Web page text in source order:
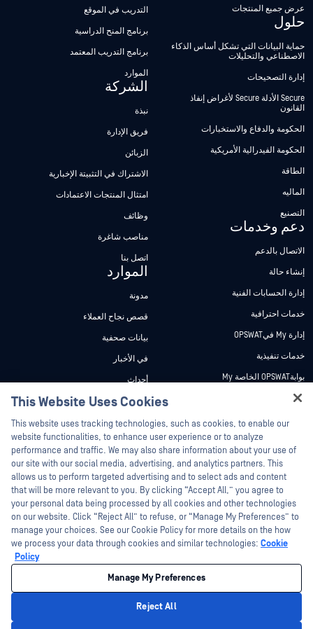
عرض جميع المنتجات
حلول
حماية البيانات التي تشكل أساس الذكاء
الاصطناعي والتحليلات
إدارة التصحيحات
Secure الأدلة Secure لأغراض إنفاذ
القانون
الحكومة والدفاع والاستخبارات
الحكومة الفيدرالية الأمريكية
الطاقة
الماليه
التصنيع
دعم وخدمات
الاتصال بالدعم
إنشاء حالة
إدارة الحسابات الفنية
خدمات احترافية
إدارة My فيOPSWAT
خدمات تنفيذية
بوابةOPSWAT الخاصة My
وثائق تقنية
دورات تدريبية
برنامج الثغرات الأمنية
الشركاء
شهادات
شركاء التكنولوجيا
برنامج شركاء القنوات
التدريب في الموقع
برنامج المنح الدراسية
برنامج التدريب المعتمد
الموارد
الشركة
نبذة
فريق الإدارة
الزبائن
الاشتراك في التثبيتة الإخبارية
امتثال المنتجات الاعتمادات
وظائف
مناصب شاغرة
اتصل بنا
الموارد
مدونة
قصص نجاح العملاء
بيانات صحفية
في الأخبار
أحداث
ندوات عبر الإنترنت
أوراق البيانات
مستندات تقنية
أدوات مجانية
©2026 OPSWAT . جميع الحقوق محفوظة. OPSWAT و MetaDefender و Metascan و
MetaAccess OPSWAT و Trust no File. Trust No Device. و OPSWAT و Protecting the
OPSWAT العلامات التجارية الخاصة بالجهات الخارجية هي ملك لأصحابها المعنيين.
إدارة تفضيلات ملفات تعريف الارتباط
This Website Uses Cookies
This website uses tracking technologies, such as cookies, to enable our
website functionalities, to enhance user experience or to analyze
performance and traffic. We may also share information about your use of
our site with our social media, advertising, and analytics partners. This
allows us to perform targeted advertising and to select ads and content
that will be more relevant to you. By clicking “Accept All,” you agree to
your personal data being processed by all cookies and other technologies
on our website. Click “Reject All” to refuse, or “Manage My Preferences” to
manage your choices. See our Cookie Policy for more details on the how
we process your data through cookies and similar technologies: Cookie
Policy
Manage My Preferences
Reject All
Hey there!
I'm Ozzy, your OPSWAT virtual assistant.
How can I help you secure what's critical
today?